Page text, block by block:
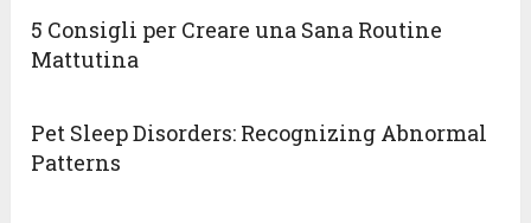
5 Consigli per Creare una Sana Routine
Mattutina
Pet Sleep Disorders: Recognizing Abnormal
Patterns